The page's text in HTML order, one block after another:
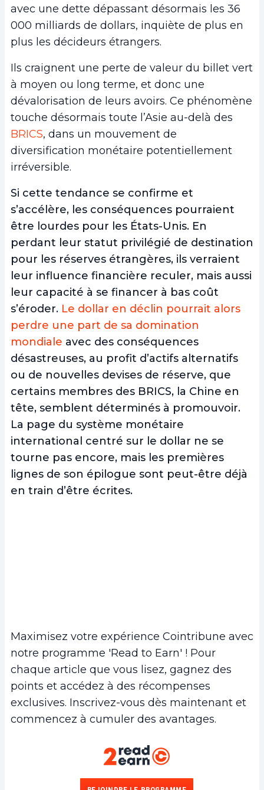
avec une dette dépassant désormais les 36
000 milliards de dollars, inquiète de plus en
plus les décideurs étrangers.
Ils craignent une perte de valeur du billet vert
à moyen ou long terme, et donc une
dévalorisation de leurs avoirs. Ce phénomène
touche désormais toute l’Asie au-delà des
BRICS, dans un mouvement de
diversification monétaire potentiellement
irréversible.
Si cette tendance se confirme et
s’accélère, les conséquences pourraient
être lourdes pour les États-Unis. En
perdant leur statut privilégié de destination
pour les réserves étrangères, ils verraient
leur influence financière reculer, mais aussi
leur capacité à se financer à bas coût
s’éroder. Le dollar en déclin pourrait alors
perdre une part de sa domination
mondiale avec des conséquences
désastreuses, au profit d’actifs alternatifs
ou de nouvelles devises de réserve, que
certains membres des BRICS, la Chine en
tête, semblent déterminés à promouvoir.
La page du système monétaire
international centré sur le dollar ne se
tourne pas encore, mais les premières
lignes de son épilogue sont peut-être déjà
en train d’être écrites.
Maximisez votre expérience Cointribune avec
notre programme 'Read to Earn' ! Pour
chaque article que vous lisez, gagnez des
points et accédez à des récompenses
exclusives. Inscrivez-vous dès maintenant et
commencez à cumuler des avantages.